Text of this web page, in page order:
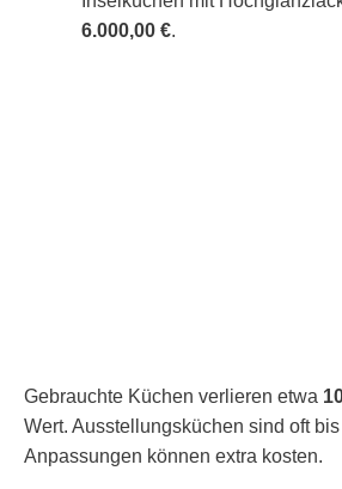
6.000,00 €.
Gebrauchte Küchen verlieren etwa
Wert. Ausstellungsküchen sind oft bis
Anpassungen können extra kosten.